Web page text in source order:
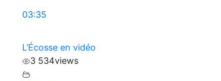
03:35
L’Écosse en vidéo
3 534views